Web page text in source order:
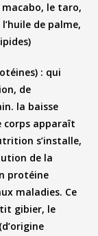
le taro,
l’huile de palme,
: qui
de
la baisse
corps apparaît
s’installe,
de la
protéine
maladies. Ce
gibier, le